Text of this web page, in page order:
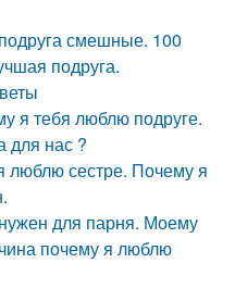
смешные. 100
подруга.
я тебя люблю подруге.
для нас ?
люблю сестре. Почему я
для парня. Моему
почему я люблю